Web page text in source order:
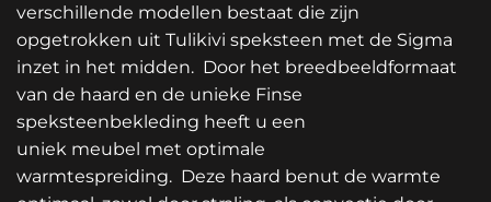
verschillende modellen bestaat die zijn
opgetrokken uit Tulikivi speksteen met de Sigma
inzet in het midden. Door het breedbeeldformaat
van de haard en de unieke Finse
speksteenbekleding heeft u een
uniek meubel met optimale
warmtespreiding. Deze haard benut de warmte